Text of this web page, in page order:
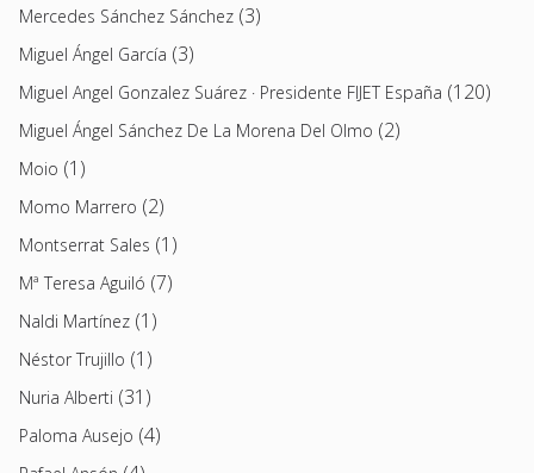
Mercedes Sánchez Sánchez (3)
Miguel Ángel García (3)
Miguel Angel Gonzalez Suárez · Presidente FIJET España (120)
Miguel Ángel Sánchez De La Morena Del Olmo (2)
Moio (1)
Momo Marrero (2)
Montserrat Sales (1)
Mª Teresa Aguiló (7)
Naldi Martínez (1)
Néstor Trujillo (1)
Nuria Alberti (31)
Paloma Ausejo (4)